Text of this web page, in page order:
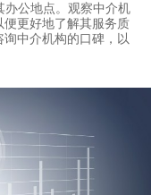
办公地点。观察中介机
更好地了解其服务质
中介机构的口碑，以